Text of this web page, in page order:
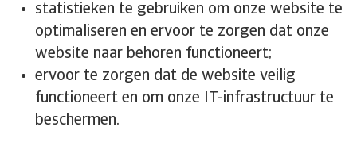
statistieken te gebruiken om onze website te
optimaliseren en ervoor te zorgen dat onze
website naar behoren functioneert;
ervoor te zorgen dat de website veilig
functioneert en om onze IT-infrastructuur te
beschermen.